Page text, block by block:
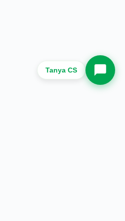
Tanya CS